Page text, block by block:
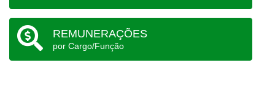
REMUNERAÇÕES
por Cargo/Função